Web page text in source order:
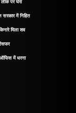
लीक पर घेरा
में निहित
मिला शव
ऑफिस में धरना